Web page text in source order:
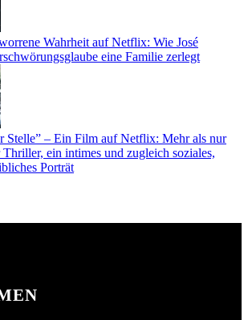
Wahrheit auf Netflix: Wie José
eine Familie zerlegt
Stelle” – Ein Film auf Netflix: Mehr als nur
Thriller, ein intimes und zugleich soziales,
Porträt